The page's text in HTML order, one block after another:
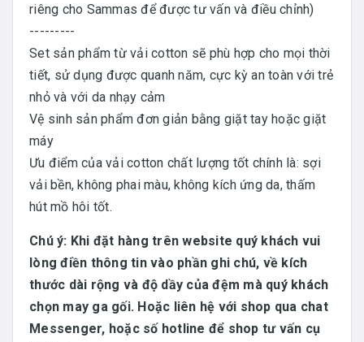
riêng cho Sammas để được tư vấn và điều chỉnh)
---------
Set sản phẩm từ vải cotton sẽ phù hợp cho mọi thời
tiết, sử dụng được quanh năm, cực kỳ an toàn với trẻ
nhỏ và với da nhạy cảm
Vệ sinh sản phẩm đơn giản bằng giặt tay hoặc giặt
máy
Ưu điểm của vải cotton chất lượng tốt chính là: sợi
vải bền, không phai màu, không kích ứng da, thấm
hút mồ hôi tốt.
Chú ý: Khi đặt hàng trên website quý khách vui
lòng điền thông tin vào phần ghi chú, về kích
thước dài rộng và độ dầy của đệm mà quý khách
chọn may ga gối. Hoặc liên hệ với shop qua chat
Messenger, hoặc số hotline để shop tư vấn cụ